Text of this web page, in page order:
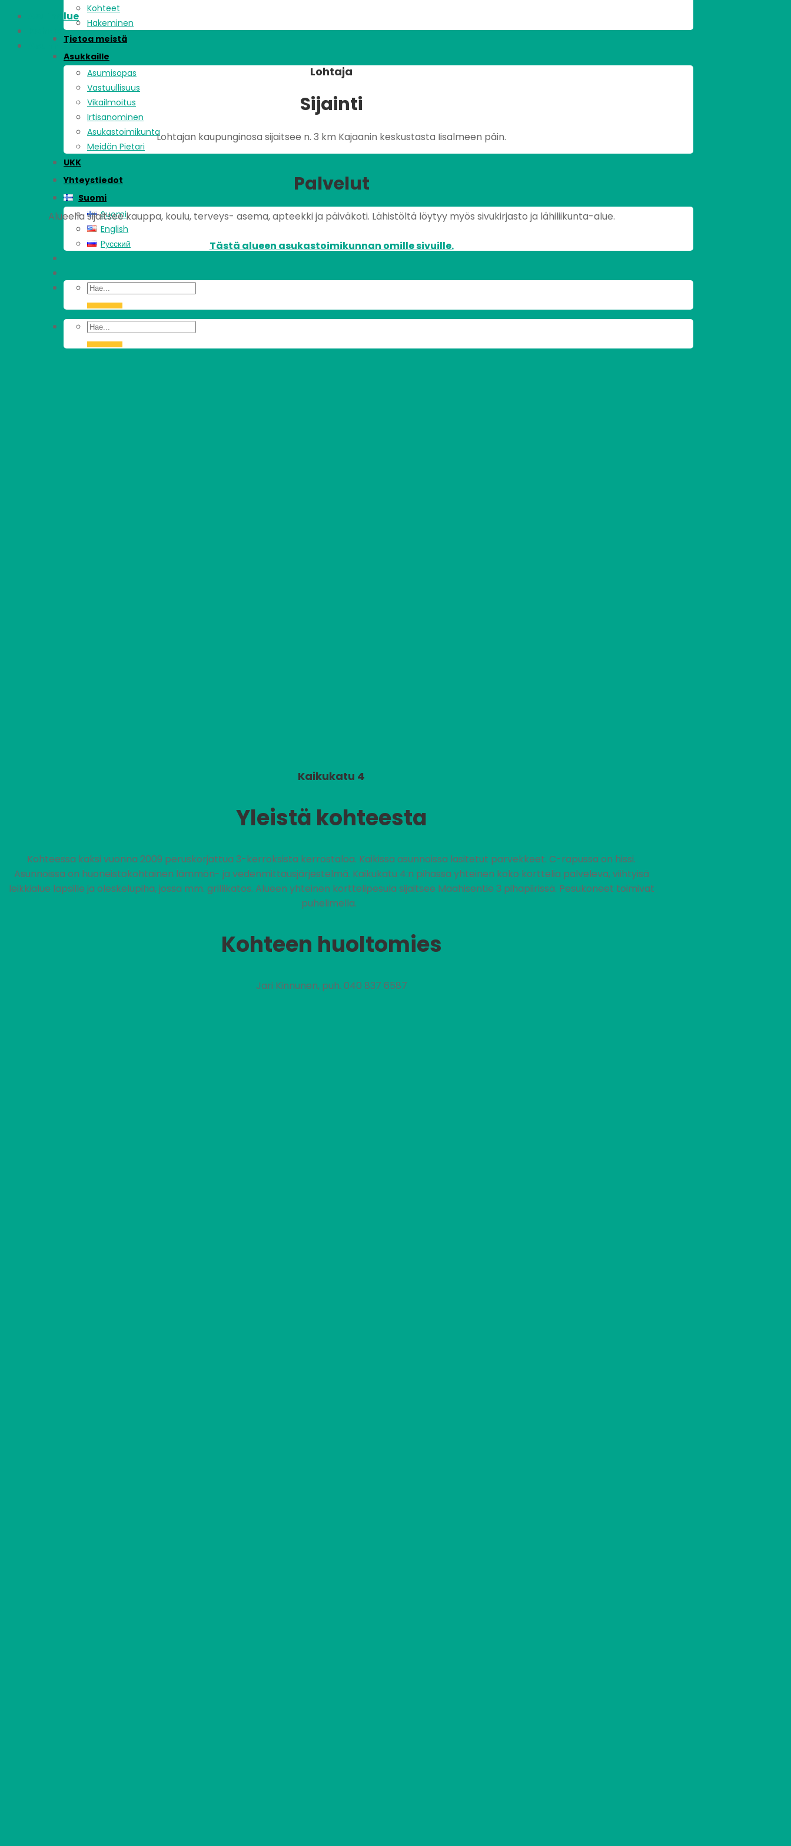
Kohteet
Hakeminen
Tietoa meistä
Asukkaille
Asumisopas
Vastuullisuus
Vikailmoitus
Irtisanominen
Asukastoimikunta
Meidän Pietari
UKK
Yhteystiedot
Suomi
Suomi
English
Pусский
Asuinalue
Asunnot
Lohtaja
Sijainti
Lohtajan kaupunginosa sijaitsee n. 3 km Kajaanin keskustasta Iisalmeen päin.
Palvelut
Alueella sijaitsee kauppa, koulu, terveys- asema, apteekki ja päiväkoti. Lähistöltä löytyy myös sivukirjasto ja lähiliikunta-alue.
Tästä alueen asukastoimikunnan omille sivuille.
Kaikukatu 4
Yleistä kohteesta
Kohteessa kaksi vuonna 2009 peruskorjattua 3-kerroksista kerrostaloa. Kaikissa asunnoissa lasitetut parvekkeet. C-rapussa on hissi.
Asunnoissa on huoneistokohtainen lämmön- ja vedenmittausjärjestelmä. Kaikukatu 4:n pihassa yhteinen koko korttelia palveleva, viihtyisä
leikkialue lapsille ja oleskelupiha, jossa mm. grillikatos. Alueen yhteinen korttelipesula sijaitsee Maahisentie 3 pihapiirissä. Pesukoneet toimivat
puhelimella.
Kohteen huoltomies
Jari Kinnunen, puh. 040 837 6587